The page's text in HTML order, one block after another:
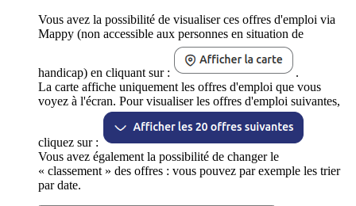
Vous avez la possibilité de visualiser ces offres d'emploi via
Mappy (non accessible aux personnes en situation de
handicap) en cliquant sur :
.
La carte affiche uniquement les offres d'emploi que vous
voyez à l'écran. Pour visualiser les offres d'emploi suivantes,
cliquez sur :
Vous avez également la possibilité de changer le
« classement » des offres : vous pouvez par exemple les trier
par date.